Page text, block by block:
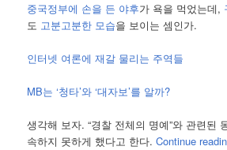
중국정부에 손을 든 야후가 욕을 먹었는데,
도 고분고분한 모습을 보이는 셈인가.
인터넷 여론에 재갈 물리는 주역들
MB는 ‘청타’와 ‘대자보’를 알까?
생각해 보자. “경찰 전체의 명예”와 관련된
속하지 못하게 했다고 한다.Continue